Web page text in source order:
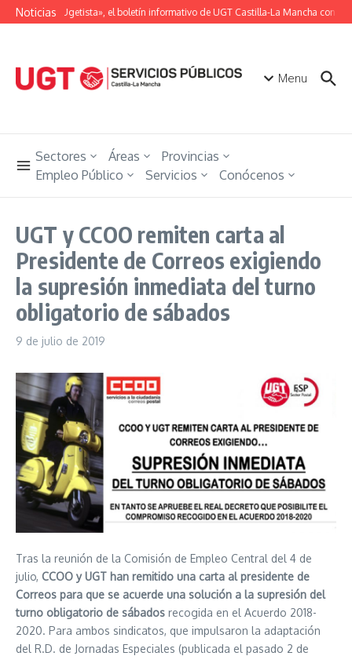
Saltar al contenido
Noticias
«Unión Ugetista», el boletín informativo de UGT Castilla-La Mancha con
Menu
Sectores Áreas
Provincias
Empleo Público
Servicios Conócenos
UGT y CCOO remiten carta al
Presidente de Correos exigiendo
la supresión inmediata del turno
obligatorio de sábados
9 de julio de 2019
Tras la reunión de la Comisión de Empleo Central del 4 de
julio, CCOO y UGT han remitido una carta al presidente de
Correos para que se acuerde una solución a la supresión del
turno obligatorio de sábados recogida en el Acuerdo 2018-
2020. Para ambos sindicatos, que impulsaron la adaptación
del R.D. de Jornadas Especiales (publicada el pasado 2 de